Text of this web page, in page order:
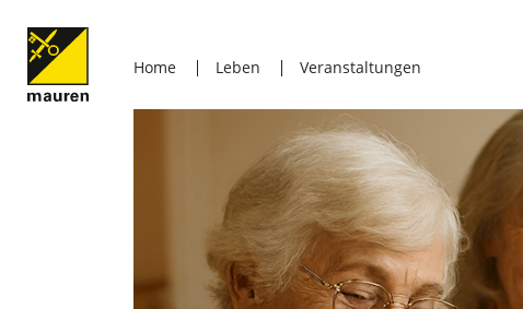
Home Leben Veranstaltungen